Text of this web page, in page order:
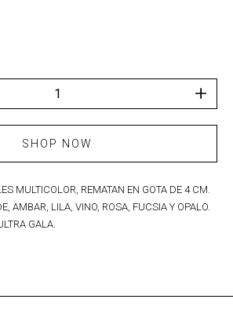
MULTICOLOR, REMATAN EN GOTA DE 4 CM.
AMBAR, LILA, VINO, ROSA, FUCSIA Y OPALO.
GALA.